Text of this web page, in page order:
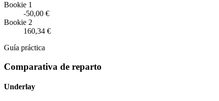
Bookie 1
-50,00 €
Bookie 2
160,34 €
Guía práctica
Comparativa de reparto
Underlay